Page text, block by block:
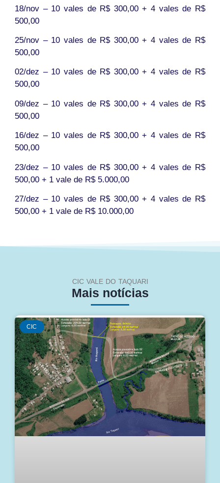
18/nov – 10 vales de R$ 300,00 + 4 vales de R$
500,00
25/nov – 10 vales de R$ 300,00 + 4 vales de R$
500,00
02/dez – 10 vales de R$ 300,00 + 4 vales de R$
500,00
09/dez – 10 vales de R$ 300,00 + 4 vales de R$
500,00
16/dez – 10 vales de R$ 300,00 + 4 vales de R$
500,00
23/dez – 10 vales de R$ 300,00 + 4 vales de R$
500,00 + 1 vale de R$ 5.000,00
27/dez – 10 vales de R$ 300,00 + 4 vales de R$
500,00 + 1 vale de R$ 10.000,00
CIC VALE DO TAQUARI
Mais notícias
CIC